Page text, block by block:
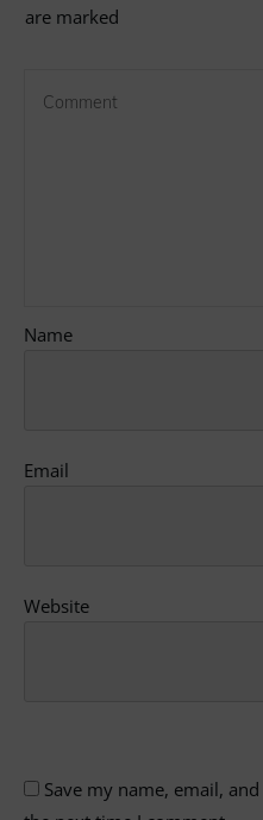
are marked
Name
Email
Website
Save my name, email,